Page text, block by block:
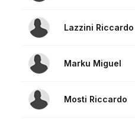
Lazzini Riccardo
Marku Miguel
Mosti Riccardo